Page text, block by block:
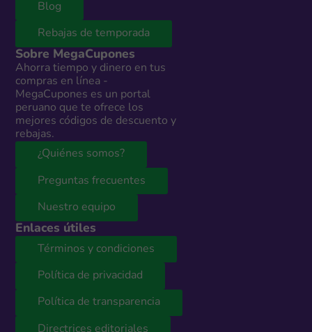
Blog
Rebajas de temporada
Sobre MegaCupones
Ahorra tiempo y dinero en tus
compras en línea -
MegaCupones es un portal
peruano que te ofrece los
mejores códigos de descuento y
rebajas.
¿Quiénes somos?
Preguntas frecuentes
Nuestro equipo
Enlaces útiles
Términos y condiciones
Política de privacidad
Política de transparencia
Directrices editoriales